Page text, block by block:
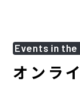
Events in the
オンラ